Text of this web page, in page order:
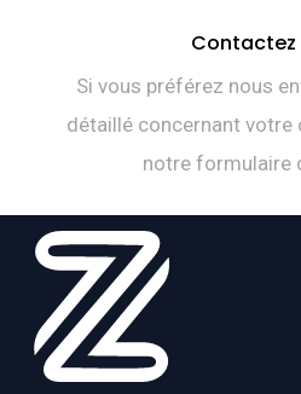
Contactez
Si vous préférez nous
détaillé concernant votre
notre formulaire